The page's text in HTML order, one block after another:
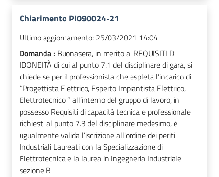
Chiarimento PI090024-21
Ultimo aggiornamento: 25/03/2021 14:04
Domanda : Buonasera, in merito ai REQUISITI DI
IDONEITÀ di cui al punto 7.1 del disciplinare di gara, si
chiede se per il professionista che espleta l’incarico di
“Progettista Elettrico, Esperto Impiantista Elettrico,
Elettrotecnico “ all’interno del gruppo di lavoro, in
possesso Requisiti di capacità tecnica e professionale
richiesti al punto 7.3 del disciplinare medesimo, è
ugualmente valida l’iscrizione all'ordine dei periti
Industriali Laureati con la Specializzazione di
Elettrotecnica e la laurea in Ingegneria Industriale
sezione B